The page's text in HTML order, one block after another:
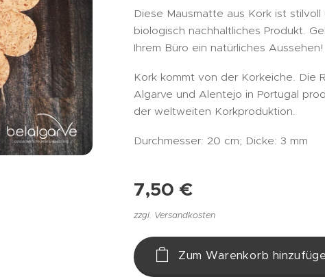
Diese Mausmatte aus Kork ist stilvoll
biologisch nachhaltliches Produkt.
Ihrem Büro ein natürliches Aussehen!
Kork kommt von der Korkeiche. Die
Algarve und Alentejo in Portugal
der weltweiten Korkproduktion.
Durchmesser: 20 cm; Dicke: 3 mm
7,50 €
zzgl. Versandkosten
Zum Warenkorb